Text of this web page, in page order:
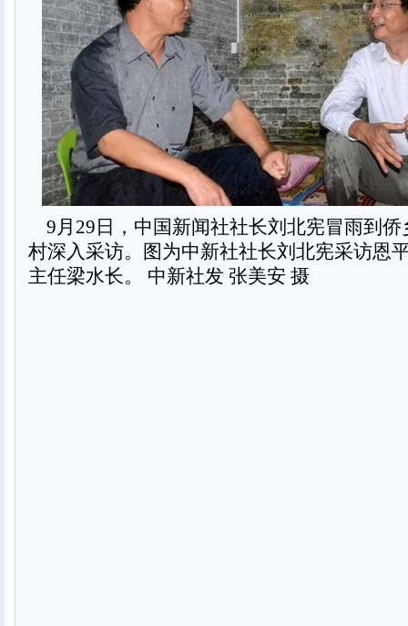
9月29日，中国新闻社社长刘北宪冒雨到侨
村深入采访。图为中新社社长刘北宪采访恩
主任梁水长。 中新社发 张美安 摄